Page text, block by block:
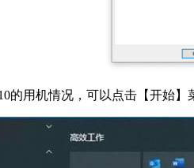
的用机情况，可以点击【开始